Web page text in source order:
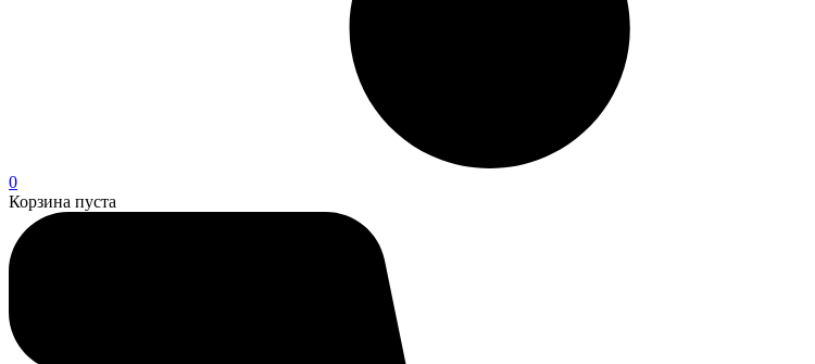
0
Корзина пуста